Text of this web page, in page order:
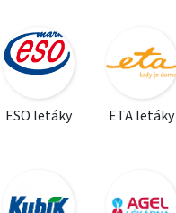
ESO letáky ETA letáky